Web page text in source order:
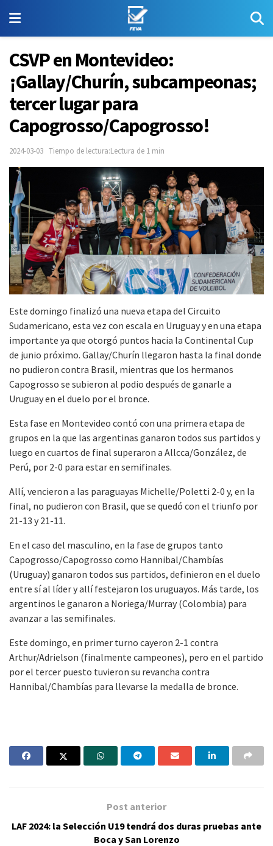
CSVP en Montevideo:
¡Gallay/Churín, subcampeonas;
tercer lugar para
Capogrosso/Capogrosso!
2024-03-03 Tiempo de lectura:Lectura de 1 min
Este domingo finalizó una nueva etapa del Circuito
Sudamericano, esta vez con escala en Uruguay y en una etapa
importante ya que otorgó puntos hacia la Continental Cup
de junio próximo. Gallay/Churín llegaron hasta la final donde
no pudieron contra Brasil, mientras que los hermanos
Capogrosso se subieron al podio después de ganarle a
Uruguay en el duelo por el bronce.
Esta fase en Montevideo contó con una primera etapa de
grupos en la que las argentinas ganaron todos sus partidos y
luego en cuartos de final superaron a Allcca/González, de
Perú, por 2-0 para estar en semifinales.
Allí, vencieron a las paraguayas Michelle/Poletti 2-0 y, en la
final, no pudieron con Brasil, que se quedó con el triunfo por
21-13 y 21-11.
En el caso del masculino, en la fase de grupos tanto
Capogrosso/Capogrosso como Hannibal/Chambías
(Uruguay) ganaron todos sus partidos, definieron en el duelo
entre sí al líder y allí festejaron los uruguayos. Más tarde, los
argentinos le ganaron a Noriega/Murray (Colombia) para
avanzar a las semifinales.
Este domingo, en primer turno cayeron 2-1 contra
Arthur/Adrielson (finalmente campeones), pero en el partido
por el tercer puesto tuvieron su revancha contra
Hannibal/Chambías para llevarse la medalla de bronce.
Post anterior
LAF 2024: la Selección U19 tendrá dos duras pruebas ante
Boca y San Lorenzo